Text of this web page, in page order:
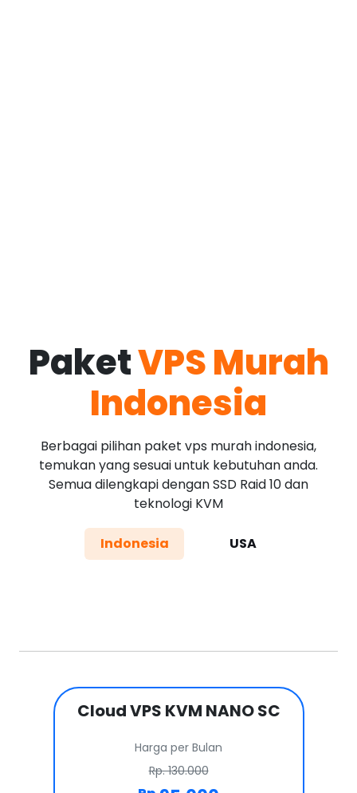
PaketVPS Murah
Indonesia
Berbagai pilihan paket vps murah indonesia,
temukan yang sesuai untuk kebutuhan anda.
Semua dilengkapi dengan SSD Raid 10 dan
teknologi KVM
Indonesia USA
Cloud VPS KVM NANO SC
Harga per Bulan
Rp. 130.000